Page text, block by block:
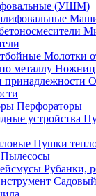
(УШМ)
Молотки
Перфораторы
Пушки
Пылесосы
Рубанки,